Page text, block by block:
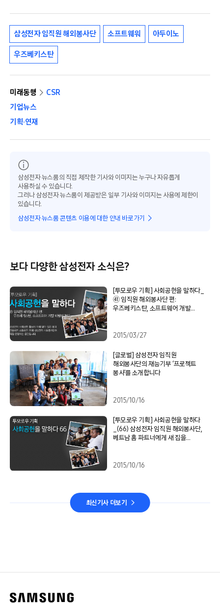
삼성전자 임직원 해외봉사단 소프트웨워 아두이노
우즈베키스탄
미래동행
CSR
기업뉴스
기획·연재
삼성전자 뉴스룸의 직접 제작한 기사와 이미지는 누구나 자유롭게
사용하실 수 있습니다.
그러나 삼성전자 뉴스룸이 제공받은 일부 기사와 이미지는 사용에 제한이
있습니다.
삼성전자 뉴스룸 콘텐츠 이용에 대한 안내 바로가기
보다 다양한 삼성전자 소식은?
[투모로우 기획] 사회공헌을 말하다_
㊶ 임직원 해외봉사단 편:
우즈베키스탄, 소프트웨어 개발
2015/03/27
[글로벌] 삼성전자 임직원
해외봉사단의 재능기부 ‘프로젝트
봉사’를 소개합니다
2015/10/16
[투모로우 기획] 사회공헌을 말하다
_(66) 삼성전자 임직원 해외봉사단,
베트남 홈 파트너에게 새 집을
2015/10/16
최신기사 더보기